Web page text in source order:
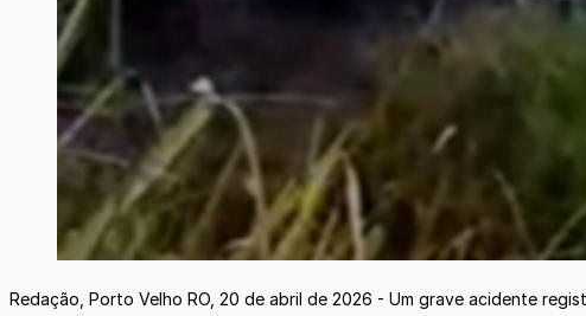
Redação, Porto Velho RO, 20 de abril de 2026 - Um grave acidente